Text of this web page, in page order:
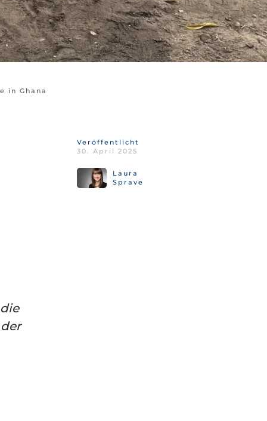
in Ghana
Veröffentlicht
30. April 2025
Laura
Sprave